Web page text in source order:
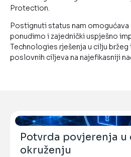
Protection.
Postignuti status nam
ponudimo i zajednički uspješno
Technologies rješenja u cilju
poslovnih ciljeva na najefikasniji
Potvrda povjerenja
okruženju